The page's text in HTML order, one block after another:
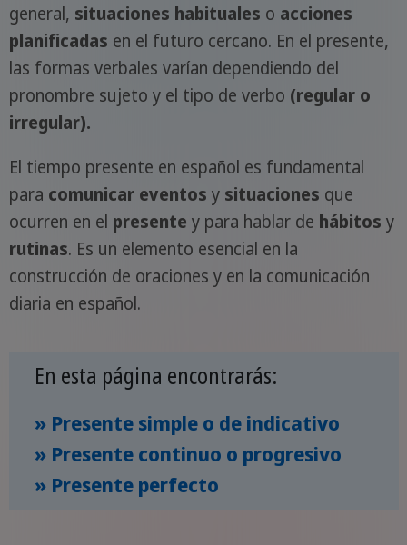
general, situaciones habituales o acciones
planificadas en el futuro cercano. En el presente,
las formas verbales varían dependiendo del
pronombre sujeto y el tipo de verbo (regular o
irregular).
El tiempo presente en español es fundamental
para comunicar eventos y situaciones que
ocurren en el presente y para hablar de hábitos y
rutinas. Es un elemento esencial en la
construcción de oraciones y en la comunicación
diaria en español.
En esta página encontrarás:
» Presente simple o de indicativo
» Presente continuo o progresivo
» Presente perfecto